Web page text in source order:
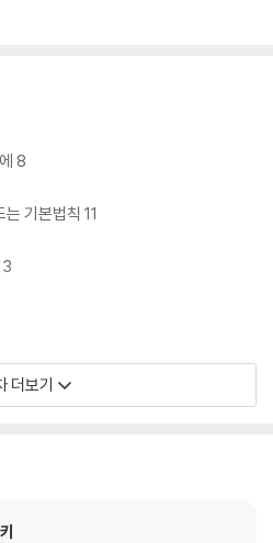
8
는 기본법칙 11
의 법칙을 더한다 17
칙을 더한다 18
더보기